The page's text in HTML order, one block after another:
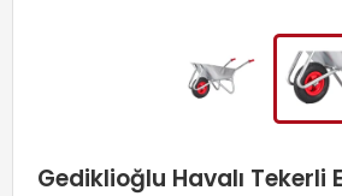
Gediklioğlu Havalı Tekerli